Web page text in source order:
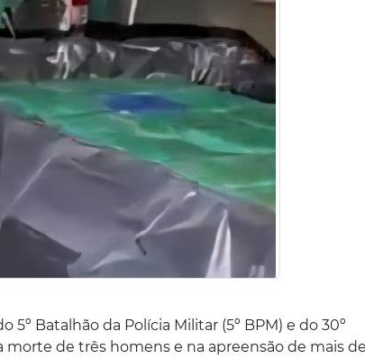
Batalhão da Polícia Militar (5º BPM) e do 30º
morte de três homens e na apreensão de mais